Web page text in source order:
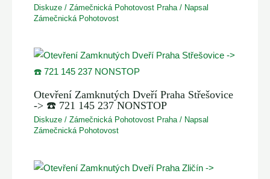
Diskuze /Zámečnická Pohotovost Praha / Napsal
Zámečnická Pohotovost
Otevření Zamknutých Dveří Praha Střešovice
-> ☎️ 721 145 237 NONSTOP
Diskuze /Zámečnická Pohotovost Praha/ Napsal
Zámečnická Pohotovost